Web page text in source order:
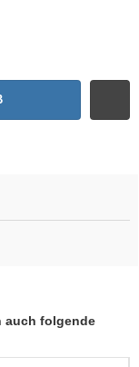
auch folgende